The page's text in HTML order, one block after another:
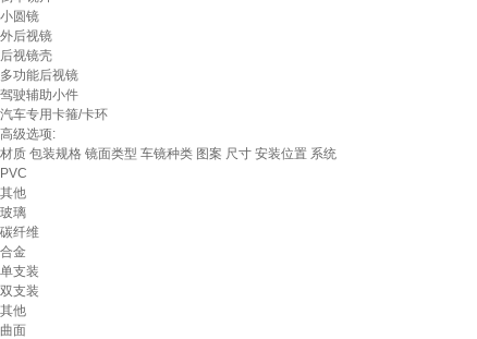
小圆镜
外后视镜
后视镜壳
多功能后视镜
驾驶辅助小件
汽车专用卡箍/卡环
高级选项:
材质 包装规格 镜面类型 车镜种类 图案 尺寸 安装位置 系统
PVC
其他
玻璃
碳纤维
合金
单支装
双支装
其他
曲面